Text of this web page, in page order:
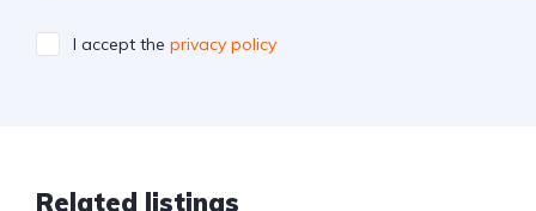
I accept the privacy policy
Related listings